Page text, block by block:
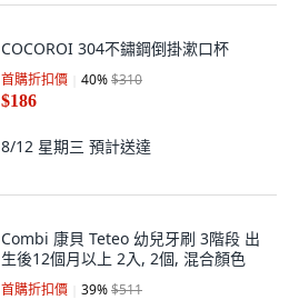
COCOROI 304不鏽鋼倒掛漱口杯
首購折扣價 40%$310
$186
8/12 星期三 預計送達
Combi 康貝 Teteo 幼兒牙刷 3階段 出
生後12個月以上 2入, 2個, 混合顏色
首購折扣價 39%$511